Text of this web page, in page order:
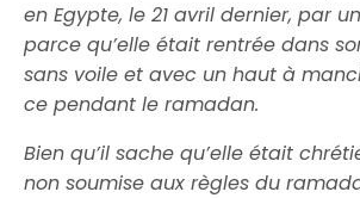
en Egypte, le 21 avril dernier, par
parce qu’elle était rentrée dans
sans voile et avec un haut à
ce pendant le ramadan.
Bien qu’il sache qu’elle était
non soumise aux règles du